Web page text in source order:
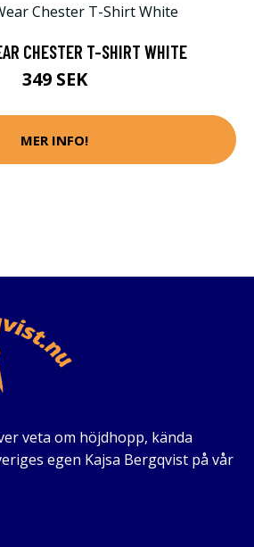
CHESTER T-SHIRT WHITE
349 SEK
MER INFO!
veta om höjdhopp, kända
egen Kajsa Bergqvist på vår